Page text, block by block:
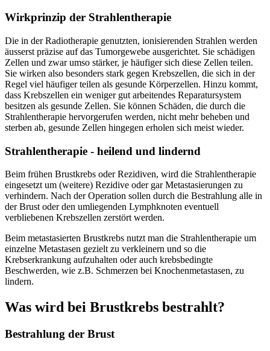
Wirkprinzip der Strahlentherapie
Die in der Radiotherapie genutzten, ionisierenden Strahlen werden
äusserst präzise auf das Tumorgewebe ausgerichtet. Sie schädigen
Zellen und zwar umso stärker, je häufiger sich diese Zellen teilen.
Sie wirken also besonders stark gegen Krebszellen, die sich in der
Regel viel häufiger teilen als gesunde Körperzellen. Hinzu kommt,
dass Krebszellen ein weniger gut arbeitendes Reparatursystem
besitzen als gesunde Zellen. Sie können Schäden, die durch die
Strahlentherapie hervorgerufen werden, nicht mehr beheben und
sterben ab, gesunde Zellen hingegen erholen sich meist wieder.
Strahlentherapie - heilend und lindernd
Beim frühen Brustkrebs oder Rezidiven, wird die Strahlentherapie
eingesetzt um (weitere) Rezidive oder gar Metastasierungen zu
verhindern. Nach der Operation sollen durch die Bestrahlung alle in
der Brust oder den umliegenden Lymphknoten eventuell
verbliebenen Krebszellen zerstört werden.
Beim metastasierten Brustkrebs nutzt man die Strahlentherapie um
einzelne Metastasen gezielt zu verkleinern und so die
Krebserkrankung aufzuhalten oder auch krebsbedingte
Beschwerden, wie z.B. Schmerzen bei Knochenmetastasen, zu
lindern.
Was wird bei Brustkrebs bestrahlt?
Bestrahlung der Brust